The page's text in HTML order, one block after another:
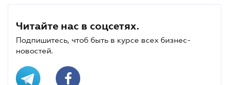
Читайте нас в соцсетях.
Подпишитесь, чтоб быть в курсе всех бизнес-
новостей.